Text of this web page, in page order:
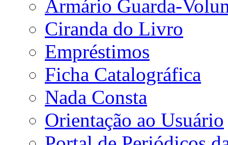
Armário Guarda-
Ciranda do Livro
Empréstimos
Ficha Catalográfica
Nada Consta
Orientação ao Usuário